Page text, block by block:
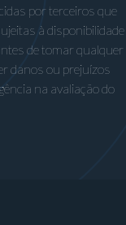
por terceiros que
à disponibilidade
de tomar qualquer
danos ou prejuízos
na avaliação do